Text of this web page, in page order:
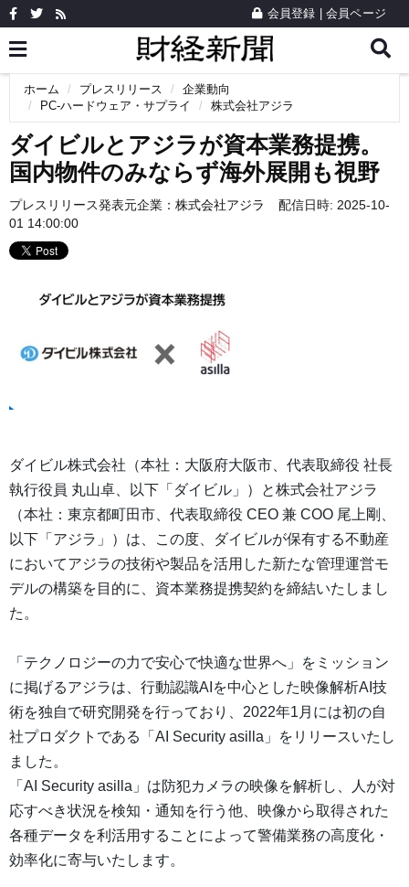
会員登録 会員ページ
ホーム プレスリリース
企業動向
PC-ハードウェア・サプライ
株式会社アジラ
ダイビルとアジラが資本業務提携。
国内物件のみならず海外展開も視野
プレスリリース発表元企業： 株式会社アジラ
配信日時: 2025-10-
01 14:00:00
ダイビル株式会社（本社：大阪府大阪市、代表取締役 社長
執行役員 丸山卓、以下「ダイビル」）と株式会社アジラ
（本社：東京都町田市、代表取締役 CEO 兼 COO 尾上剛、
以下「アジラ」）は、この度、ダイビルが保有する不動産
においてアジラの技術や製品を活用した新たな管理運営モ
デルの構築を目的に、資本業務提携契約を締結いたしまし
た。
「テクノロジーの力で安心で快適な世界へ」をミッション
に掲げるアジラは、行動認識AIを中心とした映像解析AI技
術を独自で研究開発を行っており、2022年1月には初の自
社プロダクトである「AI Security asilla」をリリースいたし
ました。
「AI Security asilla」は防犯カメラの映像を解析し、人が対
応すべき状況を検知・通知を行う他、映像から取得された
各種データを利活用することによって警備業務の高度化・
効率化に寄与いたします。